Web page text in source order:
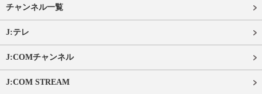
チャンネル一覧
J:テレ
J:COMチャンネル
J:COM STREAM